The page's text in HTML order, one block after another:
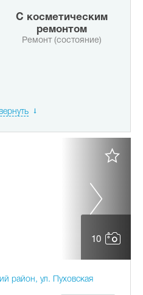
с косметическим
ремонтом
Ремонт (состояние)
10
район, ул. Пуховская